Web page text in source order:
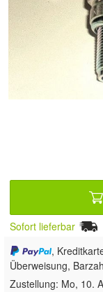
Sofort lieferbar
,
Überweisung,
Zustellung: Mo, 10.